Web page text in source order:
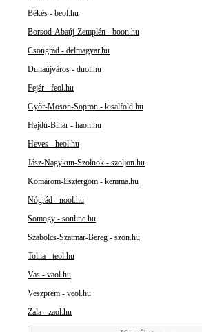
Békés - beol.hu
Borsod-Abaúj-Zemplén - boon.hu
Csongrád - delmagyar.hu
Dunaújváros - duol.hu
Fejér - feol.hu
Győr-Moson-Sopron - kisalfold.hu
Hajdú-Bihar - haon.hu
Heves - heol.hu
Jász-Nagykun-Szolnok - szoljon.hu
Komárom-Esztergom - kemma.hu
Nógrád - nool.hu
Somogy - sonline.hu
Szabolcs-Szatmár-Bereg - szon.hu
Tolna - teol.hu
Vas - vaol.hu
Veszprém - veol.hu
Zala - zaol.hu